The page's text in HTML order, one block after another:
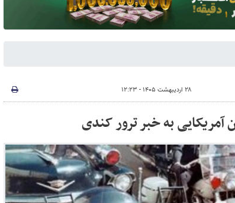
۲۸ اردیبهشت ۱۴۰۵ - ۱۲:۲۳
به خبر ترور کندی